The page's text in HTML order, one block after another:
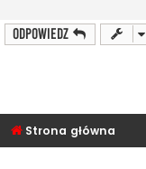
ODPOWIEDZ
Strona główna